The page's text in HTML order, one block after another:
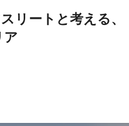
リートと考える、
ア